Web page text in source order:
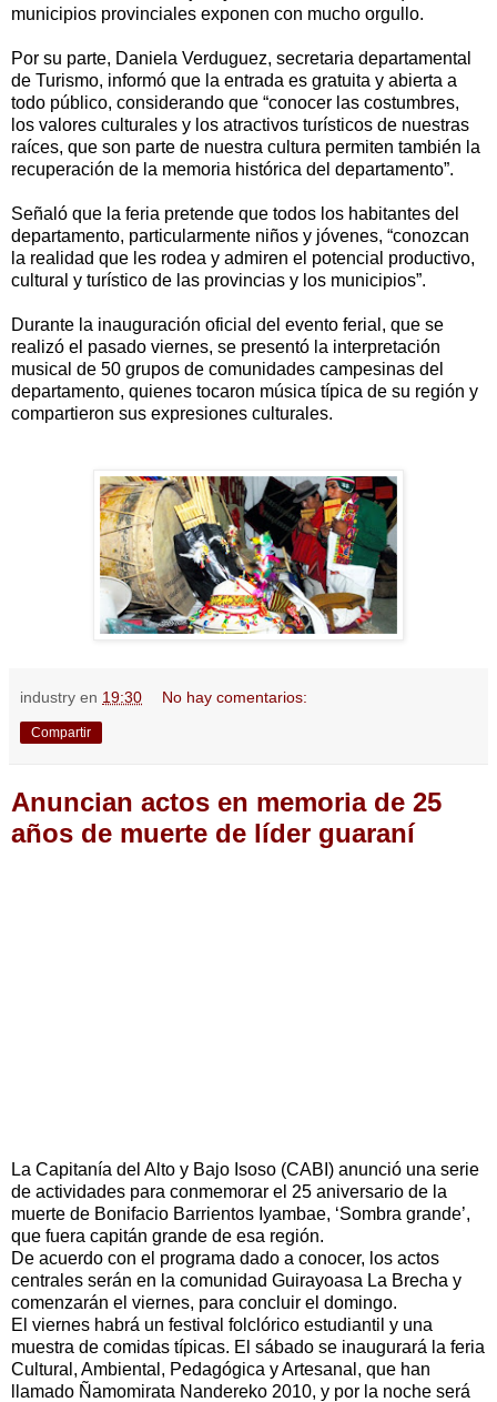
municipios provinciales exponen con mucho orgullo.
Por su parte, Daniela Verduguez, secretaria departamental
de Turismo, informó que la entrada es gratuita y abierta a
todo público, considerando que “conocer las costumbres,
los valores culturales y los atractivos turísticos de nuestras
raíces, que son parte de nuestra cultura permiten también la
recuperación de la memoria histórica del departamento”.
Señaló que la feria pretende que todos los habitantes del
departamento, particularmente niños y jóvenes, “conozcan
la realidad que les rodea y admiren el potencial productivo,
cultural y turístico de las provincias y los municipios”.
Durante la inauguración oficial del evento ferial, que se
realizó el pasado viernes, se presentó la interpretación
musical de 50 grupos de comunidades campesinas del
departamento, quienes tocaron música típica de su región y
compartieron sus expresiones culturales.
industry en 19:30 No hay comentarios:
Compartir
Anuncian actos en memoria de 25
años de muerte de líder guaraní
La Capitanía del Alto y Bajo Isoso (CABI) anunció una serie
de actividades para conmemorar el 25 aniversario de la
muerte de Bonifacio Barrientos Iyambae, ‘Sombra grande’,
que fuera capitán grande de esa región.
De acuerdo con el programa dado a conocer, los actos
centrales serán en la comunidad Guirayoasa La Brecha y
comenzarán el viernes, para concluir el domingo.
El viernes habrá un festival folclórico estudiantil y una
muestra de comidas típicas. El sábado se inaugurará la feria
Cultural, Ambiental, Pedagógica y Artesanal, que han
llamado Ñamomirata Nandereko 2010, y por la noche será